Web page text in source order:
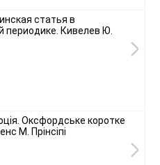
статья в
периодике. Кивелев Ю.
Оксфордське коротке
М. Прінсіпі